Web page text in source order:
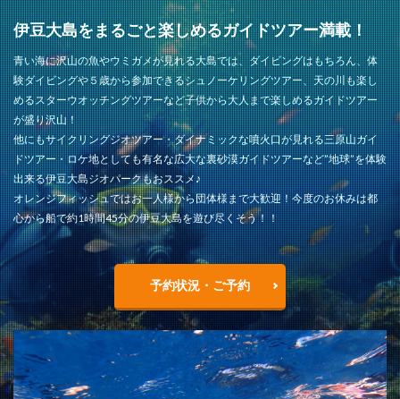
伊豆大島をまるごと楽しめるガイドツアー満載！
青い海に沢山の魚やウミガメが見れる大島では、ダイビングはもちろん、体
験ダイビングや５歳から参加できるシュノーケリングツアー、天の川も楽し
めるスターウオッチングツアーなど子供から大人まで楽しめるガイドツアー
が盛り沢山！
他にもサイクリングジオツアー・ダイナミックな噴火口が見れる三原山ガイ
ドツアー・ロケ地としても有名な広大な裏砂漠ガイドツアーなど”地球”を体験
出来る伊豆大島ジオパークもおススメ♪
オレンジフィッシュではお一人様から団体様まで大歓迎！今度のお休みは都
心から船で約1時間45分の伊豆大島を遊び尽くそう！！
予約状況・ご予約